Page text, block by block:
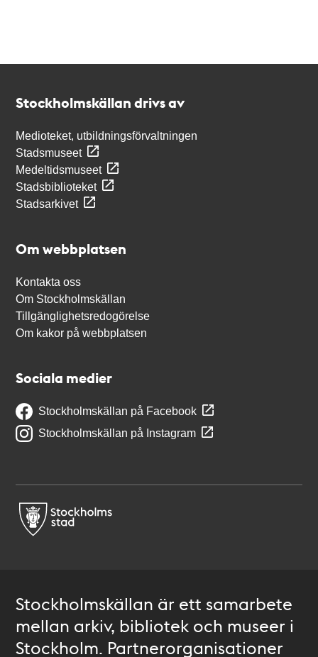
Stockholmskällan drivs av
Medioteket, utbildningsförvaltningen
Stadsmuseet
Medeltidsmuseet
Stadsbiblioteket
Stadsarkivet
Om webbplatsen
Kontakta oss
Om Stockholmskällan
Tillgänglighetsredogörelse
Om kakor på webbplatsen
Sociala medier
Stockholmskällan på Facebook
Stockholmskällan på Instagram
Stockholmskällan är ett samarbete
mellan arkiv, bibliotek och museer i
Stockholm. Partnerorganisationer